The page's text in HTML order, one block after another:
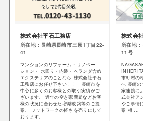
株式会社平石工務店
所在地：長崎県長崎市三原1丁目22-
41
マンションのリフォーム・リノベー
ション・ 水回り・内装・ベランダ含め
エクステリアのことなら 株式会社平石
工務店にお任せ下さい！！ 長崎市を
中心に多くのお客様との取引実績がご
ざいます。 近年の空き家問題などお客
様の状況に合わせた増減改築等のご提
案、 フットワークの軽さを売りにして
おります。 ...
株式会
所在地
11号
市町村の
へ 長崎の
家連携に
式会社ア
やご事情
案 相 ...